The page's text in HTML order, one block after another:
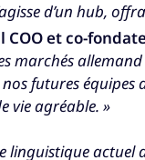
d’un hub,
COO et co-
marchés
futures
vie agréable. »
linguistique actuel